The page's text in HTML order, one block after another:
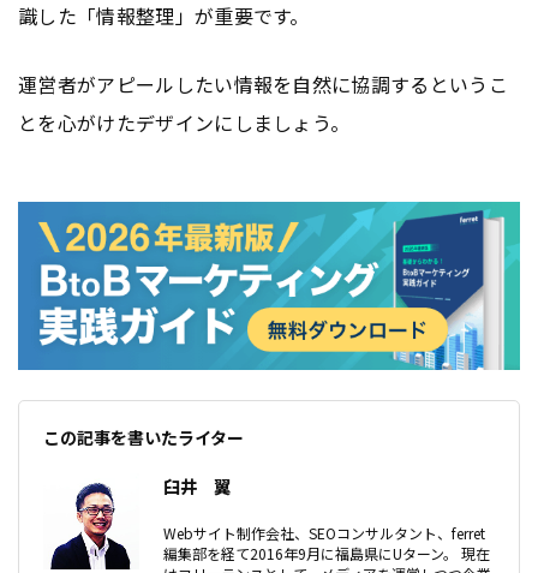
識した「情報整理」が重要です。
運営者がアピールしたい情報を自然に協調するというこ
とを心がけたデザインにしましょう。
この記事を書いたライター
臼井 翼
Webサイト制作会社、SEOコンサルタント、ferret
編集部を経て2016年9月に福島県にUターン。 現在